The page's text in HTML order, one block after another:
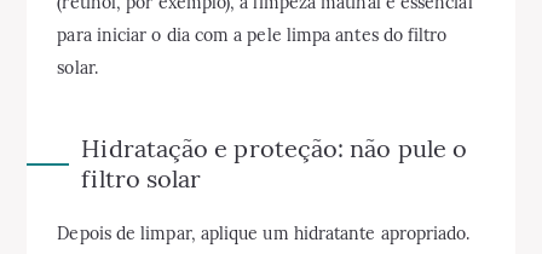
para iniciar o dia com a pele limpa antes do filtro
solar.
Hidratação e proteção: não pule o
filtro solar
Depois de limpar, aplique um hidratante apropriado.